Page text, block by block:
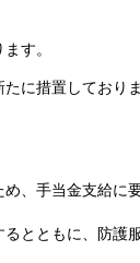
す。
に措置しておりま
、手当金支給に
とともに、防護